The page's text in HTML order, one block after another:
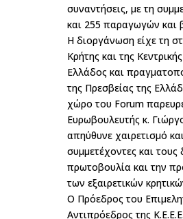
συναντήσεις, με τη
και 255 παραγωγών και
Η διοργάνωση είχε τη
Κρήτης και της
Ελλάδος και
της Πρεσβείας της
χώρο του Forum
Ευρωβουλευτής κ.
απηύθυνε χαιρετισμό
συμμετέχοντες και τους
πρωτοβουλία και την
των εξαιρετικών
Ο Πρόεδρος του
Αντιπρόεδρος της